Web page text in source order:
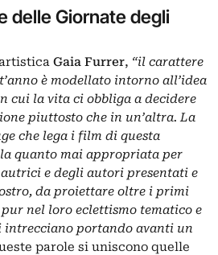
delle Giornate degli
Gaia Furrer, “il carattere
è modellato intorno all’idea
cui la vita ci obbliga a decidere
piuttosto che in un’altra. La
che lega i film di questa
quanto mai appropriata per
e degli autori presentati e
da proiettare oltre i primi
nel loro eclettismo tematico e
intrecciano portando avanti un
parole si uniscono quelle